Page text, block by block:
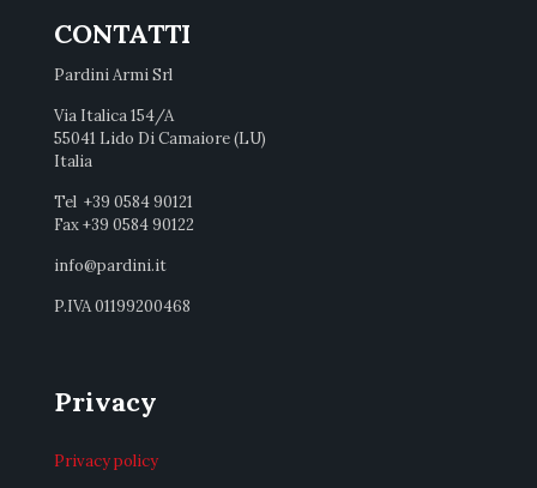
CONTATTI
Pardini Armi Srl
Via Italica 154/A
55041 Lido Di Camaiore (LU)
Italia
Tel +39 0584 90121
Fax +39 0584 90122
info@pardini.it
P.IVA 01199200468
Privacy
Privacy policy